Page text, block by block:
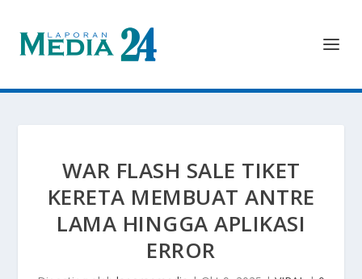
WAR FLASH SALE TIKET
KERETA MEMBUAT ANTRE
LAMA HINGGA APLIKASI
ERROR